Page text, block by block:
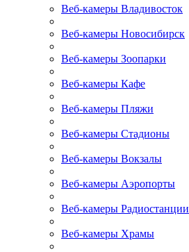
Веб-камеры Владивосток
Веб-камеры Новосибирск
Веб-камеры Зоопарки
Веб-камеры Кафе
Веб-камеры Пляжи
Веб-камеры Стадионы
Веб-камеры Вокзалы
Веб-камеры Аэропорты
Веб-камеры Радиостанции
Веб-камеры Храмы